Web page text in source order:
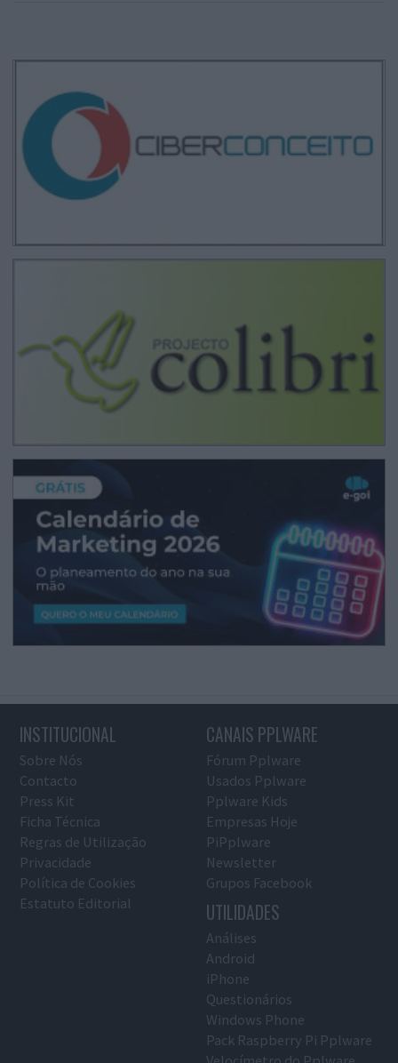
INSTITUCIONAL
Sobre Nós
Contacto
Press Kit
Ficha Técnica
Regras de Utilização
Privacidade
Política de Cookies
Estatuto Editorial
CANAIS PPLWARE
Fórum Pplware
Usados Pplware
Pplware Kids
Empresas Hoje
PiPplware
Newsletter
Grupos Facebook
UTILIDADES
Análises
Android
iPhone
Questionários
Windows Phone
Pack Raspberry Pi Pplware